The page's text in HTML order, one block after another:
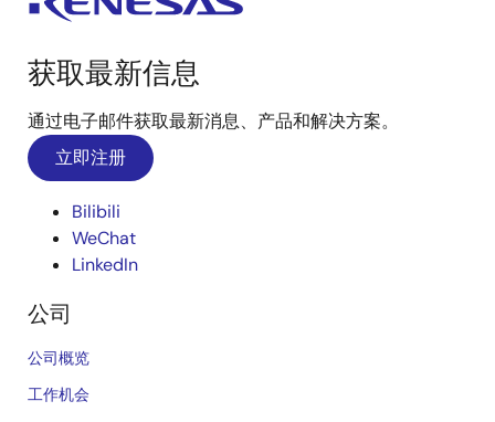
获取最新信息
通过电子邮件获取最新消息、产品和解决方案。
立即注册
Bilibili
WeChat
LinkedIn
公司
公司概览
工作机会